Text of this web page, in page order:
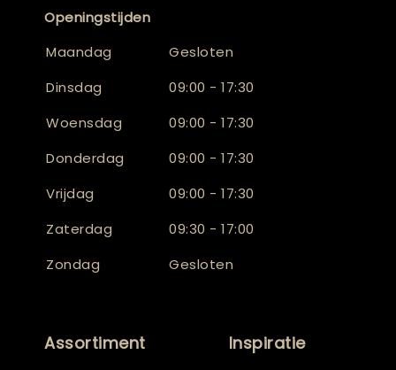
Openingstijden
Maandag
Gesloten
Dinsdag
09:00 - 17:30
Woensdag
09:00 - 17:30
Donderdag
09:00 - 17:30
Vrijdag
09:00 - 17:30
Zaterdag
09:30 - 17:00
Zondag
Gesloten
Assortiment Inspiratie